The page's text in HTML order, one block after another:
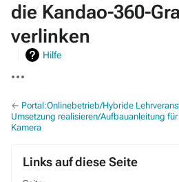
die Kandao-360-
verlinken
Hilfe
Aktionen
← Portal:Onlinebetrieb/Hybride
Umsetzung realisieren/Aufbauanleitung
Kamera
Links auf diese Seite